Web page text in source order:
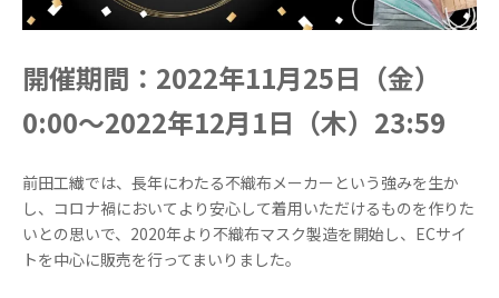
開催期間：2022年11月25日（金）
0:00～2022年12月1日（木）23:59
前田工繊では、長年にわたる不織布メーカーという強みを生か
し、コロナ禍においてより安心して着用いただけるものを作りた
いとの思いで、2020年より不織布マスク製造を開始し、ECサイ
トを中心に販売を行ってまいりました。